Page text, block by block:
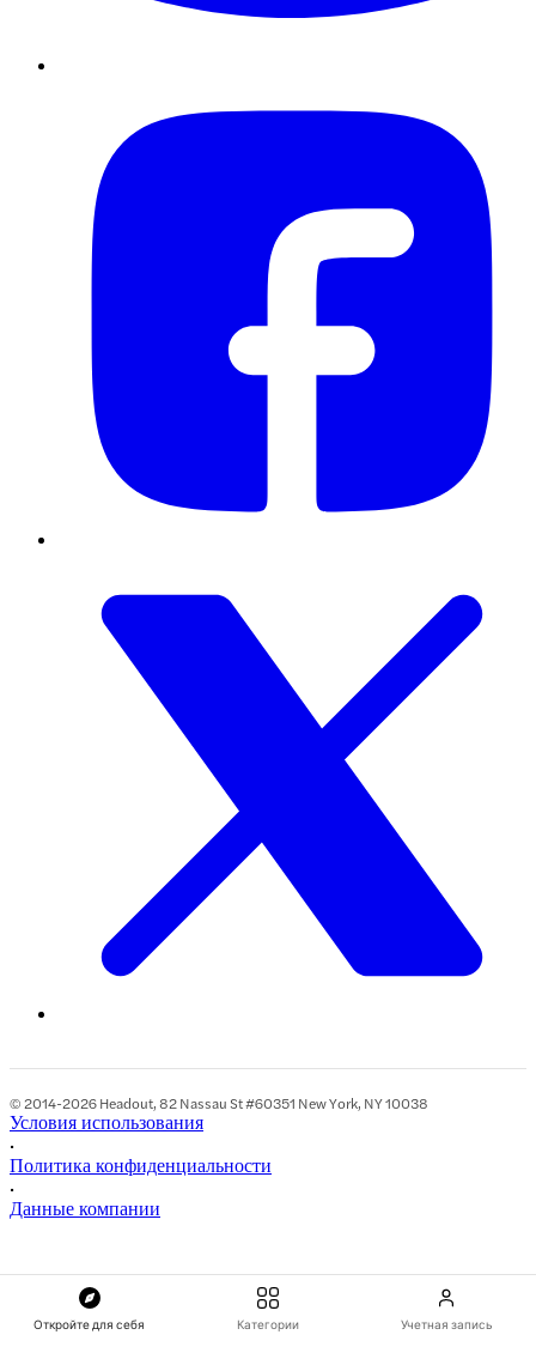
Откройте для себя Категории Учетная запись
© 2014-2026 Headout, 82 Nassau St #60351 New York, NY 10038
Условия использования
•
Политика конфиденциальности
•
Данные компании